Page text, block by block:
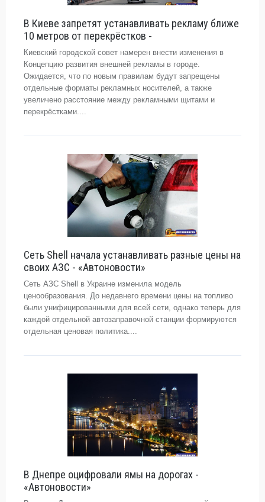
В Киеве запретят устанавливать рекламу ближе
10 метров от перекрёстков -
Киевский городской совет намерен внести изменения в
Концепцию развития внешней рекламы в городе.
Ожидается, что по новым правилам будут запрещены
отдельные форматы рекламных носителей, а также
увеличено расстояние между рекламными щитами и
перекрёстками....
Сеть Shell начала устанавливать разные цены на
своих АЗС - «Автоновости»
Сеть АЗС Shell в Украине изменила модель
ценообразования. До недавнего времени цены на топливо
были унифицированными для всей сети, однако теперь для
каждой отдельной автозаправочной станции формируются
отдельная ценовая политика....
В Днепре оцифровали ямы на дорогах -
«Автоновости»